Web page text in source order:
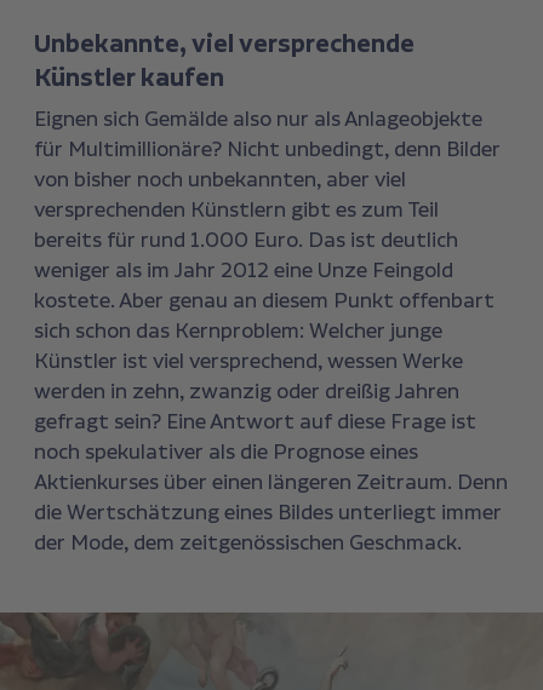
Unbekannte, viel versprechende
Künstler kaufen
Eignen sich Gemälde also nur als Anlageobjekte
für Multimillionäre? Nicht unbedingt, denn Bilder
von bisher noch unbekannten, aber viel
versprechenden Künstlern gibt es zum Teil
bereits für rund 1.000 Euro. Das ist deutlich
weniger als im Jahr 2012 eine Unze Feingold
kostete. Aber genau an diesem Punkt offenbart
sich schon das Kernproblem: Welcher junge
Künstler ist viel versprechend, wessen Werke
werden in zehn, zwanzig oder dreißig Jahren
gefragt sein? Eine Antwort auf diese Frage ist
noch spekulativer als die Prognose eines
Aktienkurses über einen längeren Zeitraum. Denn
die Wertschätzung eines Bildes unterliegt immer
der Mode, dem zeitgenössischen Geschmack.